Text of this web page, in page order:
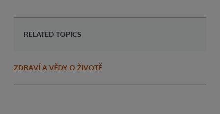
RELATED TOPICS
ZDRAVÍ A VĚDY O ŽIVOTĚ